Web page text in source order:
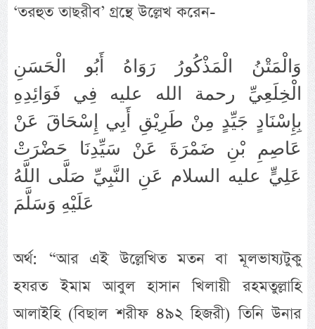
‘তরহুত তাছরীব’ গ্রন্থে উল্লেখ করেন-
وَالْمَتْنُ الْمَذْكُورُ رَوَاهُ أَبُو الْحَسَنِ
الْخِلَعِيِّ رحمة الله عليه فِي فَوَائِدِهِ
بِإِسْنَادٍ جَيِّدٍ مِنْ طَرِيْقِ أَبِي إِسْحَاقَ عَنْ
عَاصِمِ بْنِ ضَمْرَةَ عَنْ سَيِّدِنَا حَضْرَتْ
عَلِيٍّ عليه السلام عَنِ النَّبِيِّ صَلَّى اللَّهُ
عَلَيْهِ وَسَلَّمَ
অর্থ: “আর এই উল্লেখিত মতন বা মূলভাষ্যটুকু
হযরত ইমাম আবুল হাসান খিলায়ী রহমতুল্লাহি
আলাইহি (বিছাল শরীফ ৪৯২ হিজরী) তিনি উনার